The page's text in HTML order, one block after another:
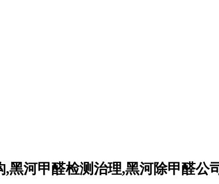
黑河甲醛检测治理,黑河除甲醛公